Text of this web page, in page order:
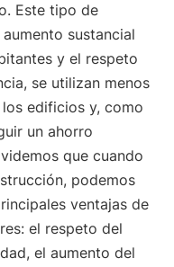
Este tipo de
sustancial
y el respeto
se utilizan menos
edificios y, como
un ahorro
que cuando
podemos
ventajas de
el respeto del
el aumento del